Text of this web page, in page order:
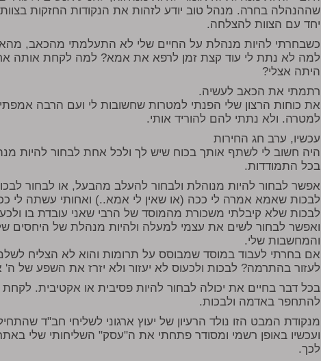
שההנהלה בחרה. מנהל טוב יודע לזהות את הנקודות החזקות
יחד עם הצוות להצלחה.
כשבחרתי להיות מנהלת על החיים שלי לא התעלמתי מהכאב,
למה לא נתת לי עוד קצת זמן לרפא את אמא? למה לקחת אותה
היתה אצלי?
רתמתי את הכאב לעשיה.
את כוחות הרצון שלי הפנתי למטרות שחשובות לי ועם הרבה
למטרה. ולא נתתי להם להוריד אותי.
עכשיו, ערב חג החירות
היה חשוב לי לשתף אותך בכוח שיש לך ולכל אחת לבחור להיות
בכל התמודדות.
אפשר לבחור להיות מנוהלת ולבחור להעלב מהבעל, או לבחור
לבכות שאמא אמרה לי ככה (או שאין לי אמא..) ואחותי עשתה לי
לבכות שלא קיבלתי משכורת מהמוסד של הרבי שאני עובדת בו
ואפשר לבחור לשים את עצמי למעלה ולהיות מנהלת של היחסים
והמחשבות שלי.
אם בחרתי לעבוד במוסד שמבוסס על תרומות והוא לא הצליח
לעזור בהתרמה? לבכות ולכעוס לא יעזור ולא יזרז את השפע של ה'
בכל דבר בחיים את יכולה לבחור להיות פסיבית או אקטיבית. לקחת
להתחפר באדמה ולבכות.
מנקודת המבט הזו נולד הרעיון של יעוץ ארגוני לשליחי חב"ד
ועכשיו באופן רשמי ומסודר פתחתי את ה"עסק" השליחותי שלי
לכך.